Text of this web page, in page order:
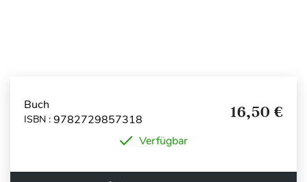
Buch
ISBN : 9782729857318 16,50 €
Verfügbar